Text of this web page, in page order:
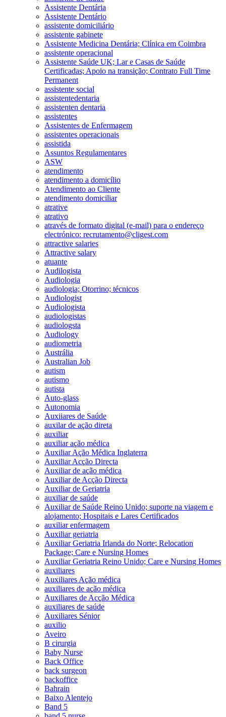
Assistente Dentária
Assistente Dentário
assistente domiciliário
assistente gabinete
Assistente Medicina Dentária; Clínica em Coimbra
assistente operacional
Assistente Saúde UK; Lar e Casas de Saúde
Certificadas; Apoio na transição; Contrato Full Time
Permanent
assistente social
assistentedentaria
assistenten dentaria
assistentes
Assistentes de Enfermagem
assistentes operacionais
assistida
Assuntos Regulamentares
ASW
atendimento
atendimento a domicílio
Atendimento ao Cliente
atendimento domiciliar
atrative
atrativo
através de formato digital (e-mail) para o endereço
electrónico: recrutamento@cligest.com
attractive salaries
Attractive salary
atuante
Audilogista
Audiologia
audiologia; Otorrino; técnicos
Audiologist
Audiologista
audiologistas
audiologsta
Audiology
audiometria
Austrália
Australian Job
autism
autismo
autista
Auto-glass
Autonomia
Auxiiares de Saúde
auxilar de ação direta
auxiliar
auxiliar ação médica
Auxiliar Ação Médica Inglaterra
Auxiliar Acção Directa
Auxiliar de ação médica
Auxiliar de Acção Directa
Auxiliar de Geriatria
auxiliar de saúde
Auxiliar de Saúde Reino Unido; suporte na viagem e
alojamento; Hospitais e Lares Certificados
auxiliar enfermagem
Auxiliar geriatria
Auxiliar Geriatria Irlanda do Norte; Relocation
Package; Care e Nursing Homes
Auxiliar Geriatria Reino Unido; Care e Nursing Homes
auxiliares
Auxiliares Ação médica
auxiliares de ação médica
Auxiliares de Acção Médica
auxiliares de saúde
Auxiliares Sénior
auxilio
Aveiro
B cirurgia
Baby Nurse
Back Office
back surgeon
backoffice
Bahrain
Baixo Alentejo
Band 5